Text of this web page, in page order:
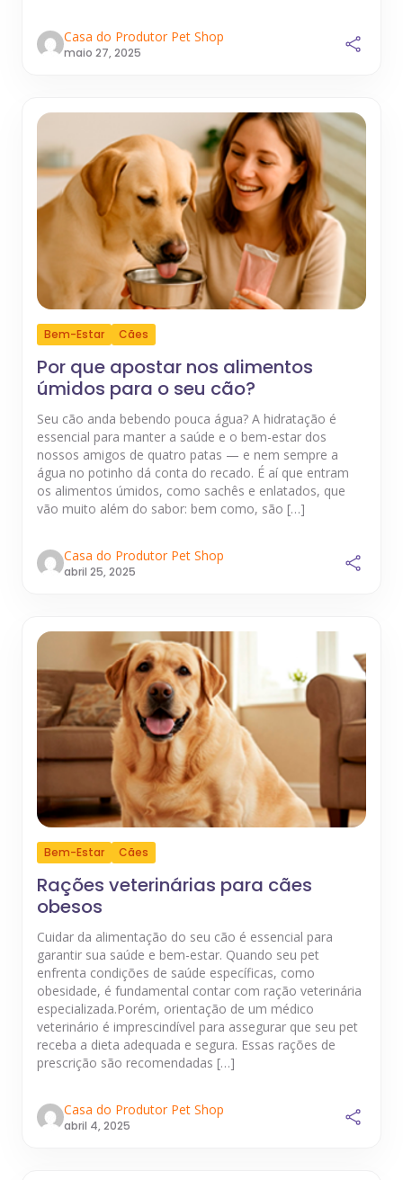
Casa do Produtor Pet Shop
maio 27, 2025
Bem-Estar Cães
Por que apostar nos alimentos
úmidos para o seu cão?
Seu cão anda bebendo pouca água? A hidratação é
essencial para manter a saúde e o bem-estar dos
nossos amigos de quatro patas — e nem sempre a
água no potinho dá conta do recado. É aí que entram
os alimentos úmidos, como sachês e enlatados, que
vão muito além do sabor: bem como, são […]
Casa do Produtor Pet Shop
abril 25, 2025
Bem-Estar Cães
Rações veterinárias para cães
obesos
Cuidar da alimentação do seu cão é essencial para
garantir sua saúde e bem-estar. Quando seu pet
enfrenta condições de saúde específicas, como
obesidade, é fundamental contar com ração veterinária
especializada.Porém, orientação de um médico
veterinário é imprescindível para assegurar que seu pet
receba a dieta adequada e segura. Essas rações de
prescrição são recomendadas […]
Casa do Produtor Pet Shop
abril 4, 2025